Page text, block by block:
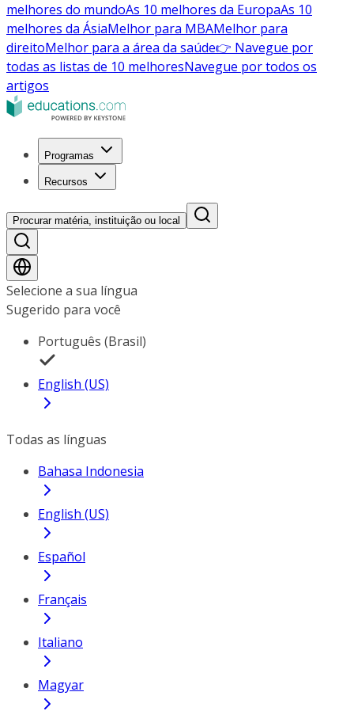
melhores do mundoAs 10 melhores da EuropaAs 10
melhores da ÁsiaMelhor para MBAMelhor para
direitoMelhor para a área da saúde👉 Navegue por
todas as listas de 10 melhoresNavegue por todos os
artigos
Programas
Recursos
Procurar matéria, instituição ou local
Selecione a sua língua
Sugerido para você
Português (Brasil)
English (US)
Todas as línguas
Bahasa Indonesia
English (US)
Español
Français
Italiano
Magyar